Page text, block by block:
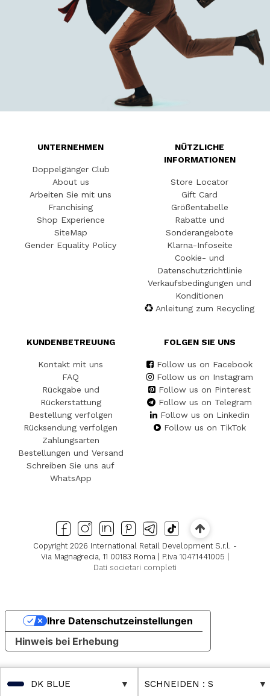
DK BLUE SCHNEIDEN : S
UNTERNEHMEN
Doppelgänger Club
About us
Arbeiten Sie mit uns
Franchising
Shop Experience
SiteMap
Gender Equality Policy
NÜTZLICHE
INFORMATIONEN
Store Locator
Gift Card
Größentabelle
Rabatte und
Sonderangebote
Klarna-Infoseite
Cookie- und
Datenschutzrichtlinie
Verkaufsbedingungen und
Konditionen
Anleitung zum Recycling
KUNDENBETREUUNG
Kontakt mit uns
FAQ
Rückgabe und
Rückerstattung
Bestellung verfolgen
Rücksendung verfolgen
Zahlungsarten
Bestellungen und Versand
Schreiben Sie uns auf
WhatsApp
FOLGEN SIE UNS
Follow us on Facebook
Follow us on Instagram
Follow us on Pinterest
Follow us on Telegram
Follow us on Linkedin
Follow us on TikTok
Copyright 2026 International Retail Development S.r.l. -
Via Magnagrecia, 11 00183 Roma | P.iva 10471441005 |
Dati societari completi
Hinweis bei Erhebung
Ihre Datenschutzeinstellungen